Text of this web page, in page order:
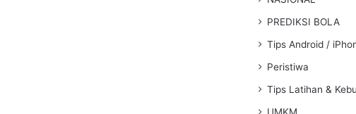
PREDIKSI BOLA
Tips Android /
Peristiwa
Tips Latihan &